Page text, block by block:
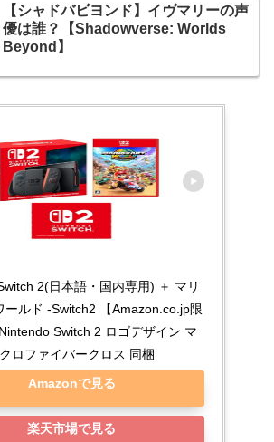
【シャドバビヨンド】イヴマリーの声
優は誰？【Shadowverse: Worlds
Beyond】
2(日本語・国内専用) ＋ マリ
ールド -Switch2 【Amazon.co.jp限
Switch 2 ロゴデザイン マ
ロファイバークロス 同梱
Amazonで見る
楽天市場で見る